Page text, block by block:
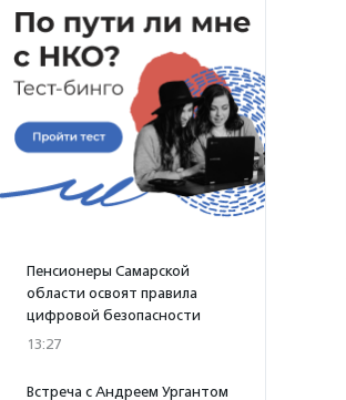
Пенсионеры Самарской
области освоят правила
цифровой безопасности
13:27
Встреча с Андреем Ургантом